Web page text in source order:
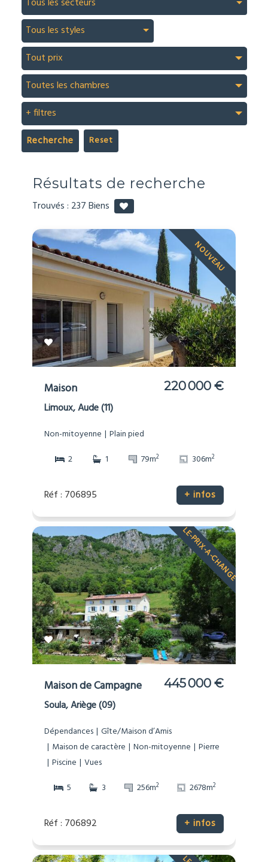
Tous les styles
Tout prix
Toutes les chambres
+ filtres
Recherche
Résultats de recherche
Trouvés : 237Biens
NOUVEAU
Maison 220 000 €
Limoux, Aude (11)
Non-mitoyenne
Plain pied
2
1 79m2 306m2
Réf : 706895 + infos
LE-PRIX-A-CHANGE
Maison de Campagne 445 000 €
Soula, Ariège (09)
Dépendances Gîte/Maison d’Amis
Maison de caractère
Non-mitoyenne
Pierre
Piscine
Vues
5
3 256m2 2678m2
Réf : 706892 + infos